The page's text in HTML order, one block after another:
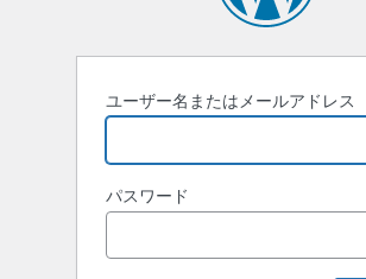
ユーザー名またはメールアドレス
パスワード